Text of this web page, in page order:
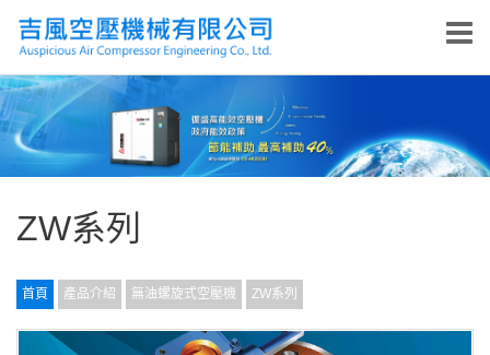
ZW系列
首頁 產品介紹 無油螺旋式空壓機 ZW系列